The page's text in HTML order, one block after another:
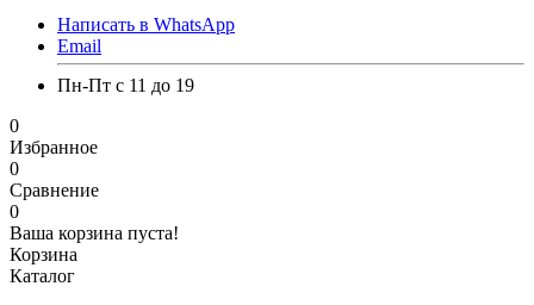
Написать в WhatsApp
Email
Пн-Пт с 11 до 19
0
Избранное
0
Сравнение
0
Ваша корзина пуста!
Корзина
Каталог